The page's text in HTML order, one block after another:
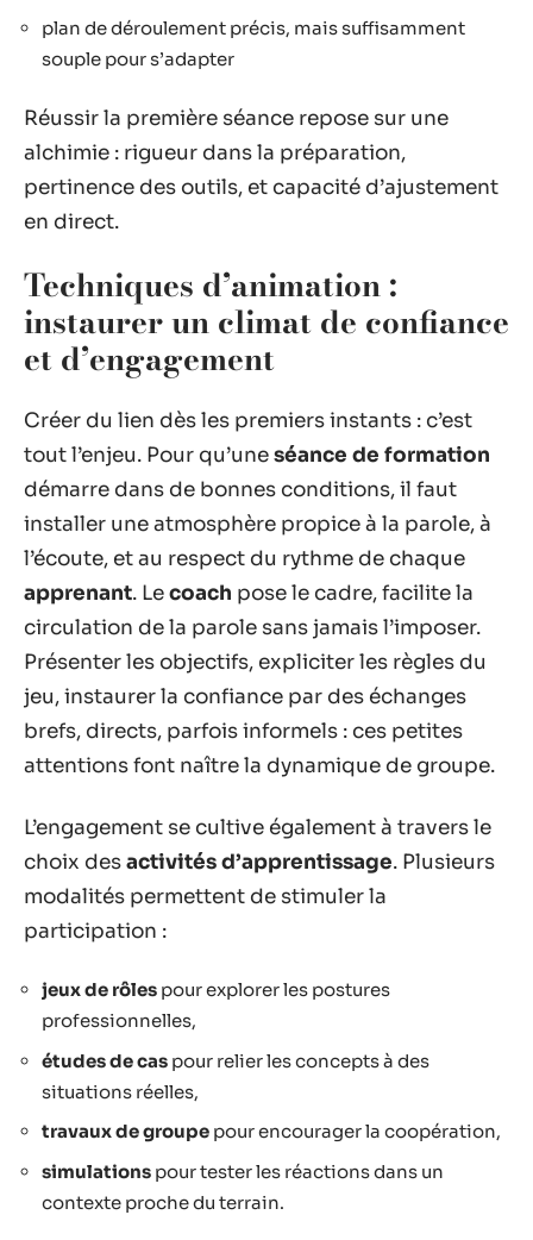
plan de déroulement précis, mais suffisamment
souple pour s’adapter
Réussir la première séance repose sur une
alchimie : rigueur dans la préparation,
pertinence des outils, et capacité d’ajustement
en direct.
Techniques d’animation :
instaurer un climat de confiance
et d’engagement
Créer du lien dès les premiers instants : c’est
tout l’enjeu. Pour qu’uneséance de formation
démarre dans de bonnes conditions, il faut
installer une atmosphère propice à la parole, à
l’écoute, et au respect du rythme de chaque
apprenant. Lecoach pose le cadre, facilite la
circulation de la parole sans jamais l’imposer.
Présenter les objectifs, expliciter les règles du
jeu, instaurer la confiance par des échanges
brefs, directs, parfois informels : ces petites
attentions font naître la dynamique de groupe.
L’engagement se cultive également à travers le
choix desactivités d’apprentissage. Plusieurs
modalités permettent de stimuler la
participation :
jeux de rôles pour explorer les postures
professionnelles,
études de cas pour relier les concepts à des
situations réelles,
travaux de groupe pour encourager la coopération,
simulations pour tester les réactions dans un
contexte proche du terrain.